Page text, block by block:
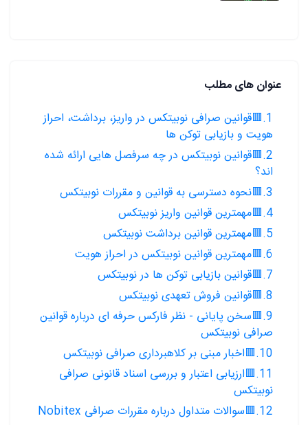
عنوان های مطلب
1.🟥قوانین صرافی نوبیتکس در واریز، برداشت، احراز
هویت و بازیابی توکن ها
2.🟥قوانین نوبیتکس در چه سرفصل هایی ارائه شده
اند؟
3.🟥نحوه دسترسی به قوانین و مقررات نوبیتکس
4.🟥مهمترین قوانین واریز نوبیتکس
5.🟥مهمترین قوانین برداشت نوبیتکس
6.🟥مهمترین قوانین نوبیتکس در احراز هویت
7.🟥قوانین بازیابی توکن ها در نوبیتکس
8.🟥قوانین فروش تعهدی نوبیتکس
9.🟥سخن پایانی - نظر فارکس حرفه ای درباره قوانین
صرافی نوبیتکس
10.🟥اخبار مبنی بر کلاهبرداری صرافی نوبیتکس
11.🟥ارزیابی اعتبار و بررسی اسناد قانونی صرافی
نوبیتکس
12.🟥سوالات متداول درباره مقررات صرافی Nobitex